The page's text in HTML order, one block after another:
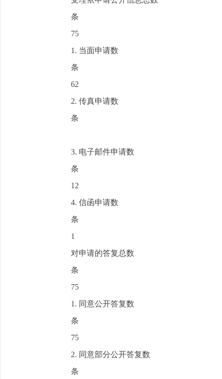
条
75
1. 当面申请数
条
62
2. 传真申请数
条
3. 电子邮件申请数
条
12
4. 信函申请数
条
1
对申请的答复总数
条
75
1. 同意公开答复数
条
75
2. 同意部分公开答复数
条